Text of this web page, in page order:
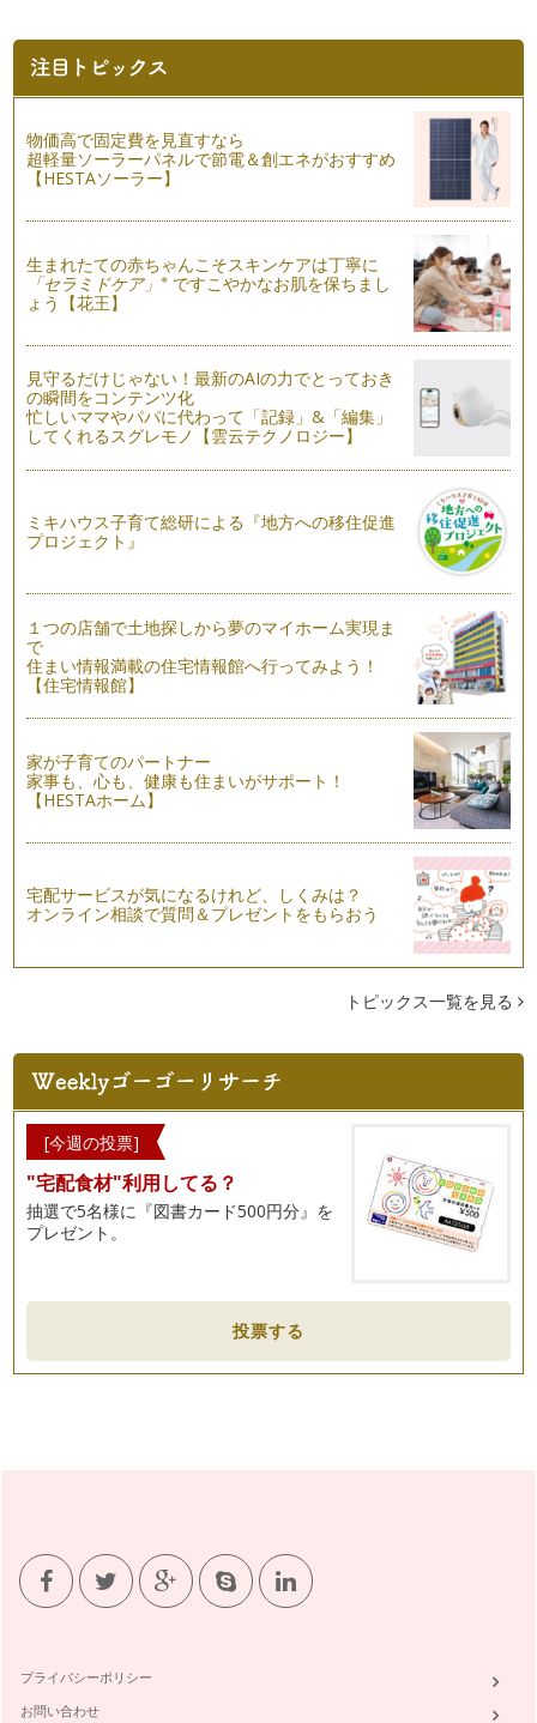
前回の記事は『ママの英語ブラッシュアップへの第一歩』と題
し、ママ自身が英語にもっと触れるため…
『子どもと一緒に、私も英語力をブラッシュアップしたい！』
と思っているママは結構多いと思います…
英語のリスニング力 その2
今回も英語のリスニング力についてのお話です。学校のリスニ
ングテストのような一方的なリスニング…
英語のリスニング力 その１
英語のリスニング力とは、英語を聞き理解する力ですが、とっ
ても奥深いものです。私がここで話す&…
言語学習を多面的に考える
先日、輝くママの一員である平松あずささんが主宰する『音の
教室カリヨン』と一緒に、音楽と英語の…
お子様に英語を習得して欲しいと願っている保護者の皆様、み
なさんが習得して欲しいと願っている『…
子どもの英語教育に興味のあるママもそうでないママも、海外
の絵本に興味のある方は多いのではない…
英語教室の教科書：いる？いらない？
英語教室選びのポイントを以前紹介しましたが、そこで講師
（教室）の『レッスンスタイル』に注目す…
言語と文化：本当の異文化理解
海外の人と関係を築いていくために英語はとっておきのツール
ですが、その英語を使いこなすためには…
子どもに習い事をさせる際、多くの教室の中からお子さんにと
って、ご両親にとってベストな教室を選…
テクノロジーの進歩とともに、英語学習の形もどんどん変わっ
てきています。今ではどこに住んでいて…
言語とボディーランゲージ
私たち人はコミュニュケーションをとる際、音声だけでなくボ
ディーランゲージも利用します。耳で聞…
英語の冠詞
英語の冠詞（a, an, the）は誰もが知っていますね。しかし、
英語教育で大切なこと、日本の英語教育の弱点、これまで色々
とお話ししてきましたね。 &nb…
たが、もう一つ忘れてはならないのが言…
発音の大切さ：お家で出来る、楽しく正しい発音練習法
「学校の英語の成績は良かったのに、外国の人と話そうと思っ
物価高で固定費を見直すなら
超軽量ソーラーパネルで節電＆創エネがおすすめ
【HESTAソーラー】
生まれたての赤ちゃんこそスキンケアは丁寧に
「セラミドケア」※ ですこやかなお肌を保ちまし
ょう【花王】
見守るだけじゃない！最新のAIの力でとっておき
の瞬間をコンテンツ化
忙しいママやパパに代わって「記録」&「編集」
してくれるスグレモノ【雲云テクノロジー】
ミキハウス子育て総研による『地方への移住促進
プロジェクト』
１つの店舗で土地探しから夢のマイホーム実現ま
で
住まい情報満載の住宅情報館へ行ってみよう！
【住宅情報館】
家が子育てのパートナー
家事も、心も、健康も住まいがサポート！
【HESTAホーム】
宅配サービスが気になるけれど、しくみは？
オンライン相談で質問＆プレゼントをもらおう
トピックス一覧を見る
[今週の投票]
"宅配食材"利用してる？
抽選で5名様に『図書カード500円分』を
プレゼント。
投票する
プライバシーポリシー
お問い合わせ